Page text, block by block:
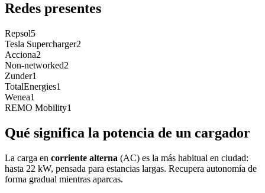
Redes presentes
Repsol5
Tesla Supercharger2
Acciona2
Non-networked2
Zunder1
TotalEnergies1
Wenea1
REMO Mobility1
Qué significa la potencia de un cargador
La carga en corriente alterna (AC) es la más habitual en ciudad:
hasta 22 kW, pensada para estancias largas. Recupera autonomía de
forma gradual mientras aparcas.